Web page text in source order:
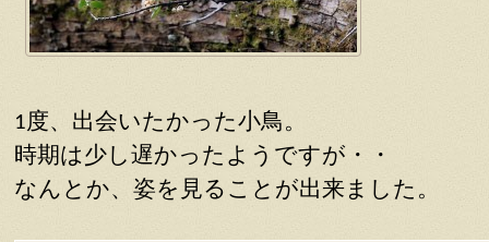
1度、出会いたかった小鳥。
時期は少し遅かったようですが・・
なんとか、姿を見ることが出来ました。